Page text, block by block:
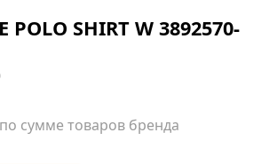
SHIRT W 3892570-
по сумме товаров бренда